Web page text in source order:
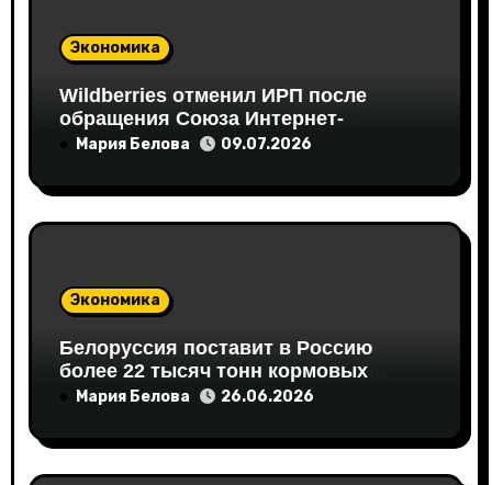
м
Экономика
Wildberries отменил ИРП после
обращения Союза Интернет-
Торговли
Мария Белова 09.07.2026
Экономика
Белоруссия поставит в Россию
более 22 тысяч тонн кормовых
аминокислот
Мария Белова 26.06.2026